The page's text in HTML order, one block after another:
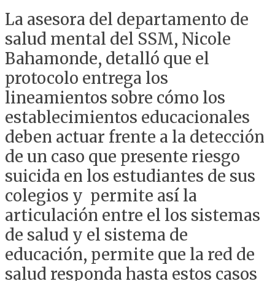
La asesora del departamento de
salud mental del SSM, Nicole
Bahamonde, detalló que el
protocolo entrega los
lineamientos sobre cómo los
establecimientos educacionales
deben actuar frente a la detección
de un caso que presente riesgo
suicida en los estudiantes de sus
colegios y permite así la
articulación entre el los sistemas
de salud y el sistema de
educación, permite que la red de
salud responda hasta estos casos